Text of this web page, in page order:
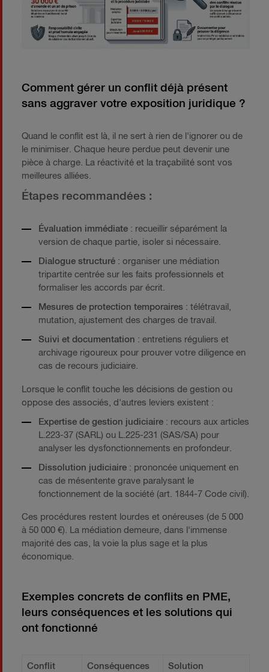
Comment gérer un conflit déjà présent
sans aggraver votre exposition juridique ?
Quand le conflit est là, il ne sert à rien de l'ignorer ou de
le minimiser. Chaque heure perdue peut devenir une
pièce à charge. La réactivité et la traçabilité sont vos
meilleures alliées.
Étapes recommandées :
Évaluation immédiate : recueillir séparément la
version de chaque partie, isoler si nécessaire.
Dialogue structuré : organiser une médiation
tripartite centrée sur les faits professionnels et
formaliser les accords par écrit.
Mesures de protection temporaires : télétravail,
mutation, ajustement des charges de travail.
Suivi et documentation : entretiens réguliers et
archivage rigoureux pour prouver votre diligence en
cas de recours judiciaire.
Lorsque le conflit touche les décisions de gestion ou
oppose des associés, d'autres leviers existent :
Expertise de gestion judiciaire : recours aux articles
L.223-37 (SARL) ou L.225-231 (SAS/SA) pour
analyser les dysfonctionnements en profondeur.
Dissolution judiciaire : prononcée uniquement en
cas de mésentente grave paralysant le
fonctionnement de la société (art. 1844-7 Code civil).
Ces procédures restent lourdes et onéreuses (de 5 000
à 50 000 €). La médiation demeure, dans l'immense
majorité des cas, la voie la plus sage et la plus
économique.
Exemples concrets de conflits en PME,
leurs conséquences et les solutions qui
ont fonctionné
Conflit Conséquences Solution